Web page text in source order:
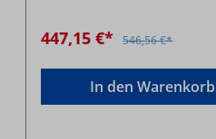
447,15 €* 546,56 €*
In den Warenkorb